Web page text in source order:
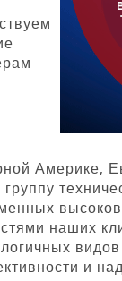
Америке,
наших
и